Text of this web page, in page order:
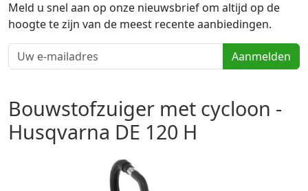
Meld u snel aan op onze nieuwsbrief om altijd op de
hoogte te zijn van de meest recente aanbiedingen.
Aanmelden
Bouwstofzuiger met cycloon -
Husqvarna DE 120 H